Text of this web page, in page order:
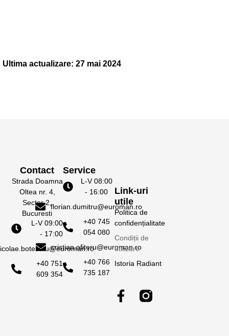
Ultima actualizare: 27 mai 2024
Service
L-V 08:00
- 16:00
florian.dumitru@euroman.ro
+40 745
054 080
cristian.ofiteru@euroman.ro
+40 766
735 187
Link-uri
utile
Politica de
confidențialitate
Condiții de
utilizare
Istoria Radiant
Contact
Strada Doamna
Oltea nr. 4,
Sector 2,
Bucuresti
L-V 09:00
- 17:00
+40 751
609 354